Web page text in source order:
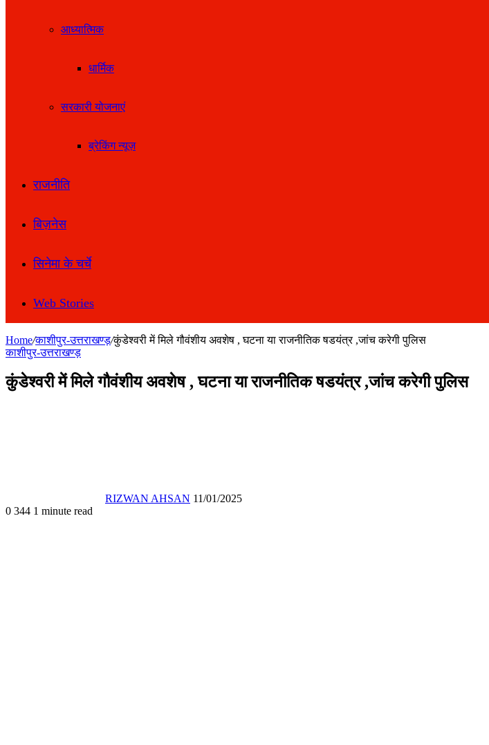
आध्यात्मिक
धार्मिक
सरकारी योजनाएं
ब्रेकिंग न्यूज़
राजनीति
बिज़नेस
सिनेमा के चर्चे
Web Stories
Home/काशीपुर-उत्तराखण्ड़/कुंडेश्वरी में मिले गौवंशीय अवशेष , घटना या राजनीतिक षडयंत्र ,जांच करेगी पुलिस
काशीपुर-उत्तराखण्ड़
कुंडेश्वरी में मिले गौवंशीय अवशेष , घटना या राजनीतिक षडयंत्र ,जांच करेगी पुलिस
RIZWAN AHSAN 11/01/2025
0 344 1 minute read